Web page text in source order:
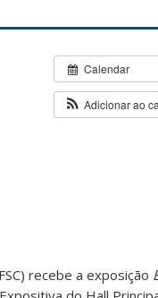
Calendar
Adicionar ao
recebe a exposição